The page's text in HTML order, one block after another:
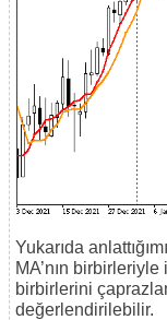
Yukarıda
MA’nın
birbirlerini
değerlendirilebilir.